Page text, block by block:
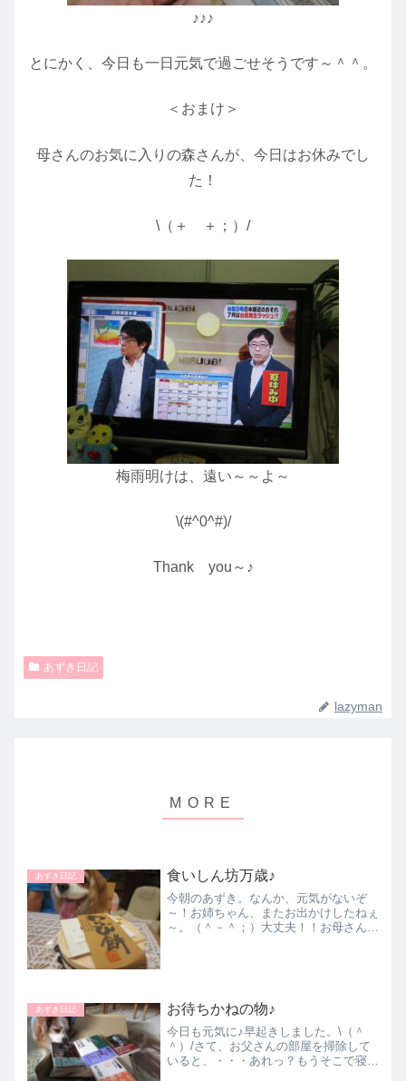
♪♪♪
とにかく、今日も一日元気で過ごせそうです～＾＾。
＜おまけ＞
母さんのお気に入りの森さんが、今日はお休みでし
た！
\（＋ ＋；）/
梅雨明けは、遠い～～よ～
\(#^0^#)/
Thank you～♪
あずき日記
lazyman
あずき日記 食いしん坊万歳♪
今朝のあずき。なんか、元気がないぞ
～！お姉ちゃん、またお出かけしたねぇ
～。（＾－＾；）大丈夫！！お母さん
あずき日記 お待ちかねの物♪
今日も元気に♪早起きしました。\（＾
＾）/さて、お父さんの部屋を掃除して
いると、・・・あれっ？もうそこで寝る